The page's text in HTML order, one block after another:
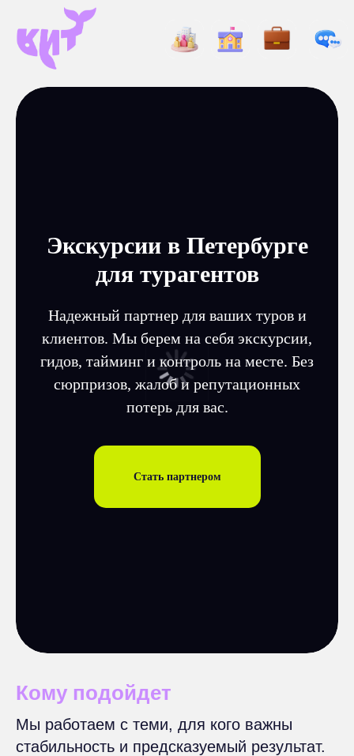
Экскурсии в Петербурге
для турагентов
Надежный партнер для ваших туров и
клиентов. Мы берем на себя экскурсии,
гидов, тайминг и контроль на месте. Без
сюрпризов, жалоб и репутационных
потерь для вас.
Стать партнером
Кому подойдет
Мы работаем с теми, для кого важны
стабильность и предсказуемый результат.